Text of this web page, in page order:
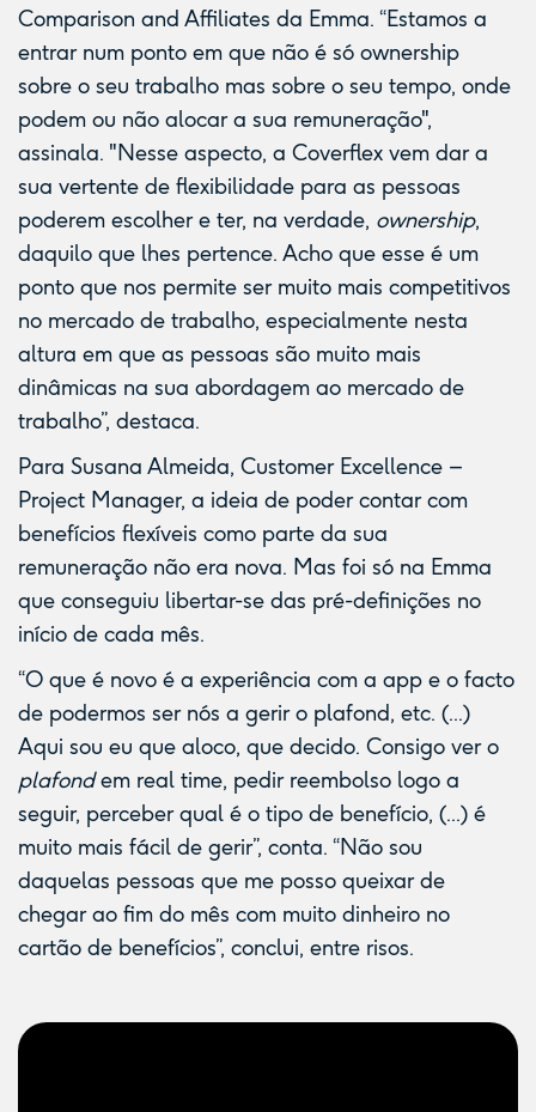
Comparison and Affiliates da Emma. “Estamos a
entrar num ponto em que não é só ownership
sobre o seu trabalho mas sobre o seu tempo, onde
podem ou não alocar a sua remuneração",
assinala. "Nesse aspecto, a Coverflex vem dar a
sua vertente de flexibilidade para as pessoas
poderem escolher e ter, na verdade, ownership,
daquilo que lhes pertence. Acho que esse é um
ponto que nos permite ser muito mais competitivos
no mercado de trabalho, especialmente nesta
altura em que as pessoas são muito mais
dinâmicas na sua abordagem ao mercado de
trabalho”, destaca.
Para Susana Almeida, Customer Excellence –
Project Manager, a ideia de poder contar com
benefícios flexíveis como parte da sua
remuneração não era nova. Mas foi só na Emma
que conseguiu libertar-se das pré-definições no
início de cada mês.
“O que é novo é a experiência com a app e o facto
de podermos ser nós a gerir o plafond, etc. (...)
Aqui sou eu que aloco, que decido. Consigo ver o
plafondem real time, pedir reembolso logo a
seguir, perceber qual é o tipo de benefício, (...) é
muito mais fácil de gerir”, conta. “Não sou
daquelas pessoas que me posso queixar de
chegar ao fim do mês com muito dinheiro no
cartão de benefícios”, conclui, entre risos.